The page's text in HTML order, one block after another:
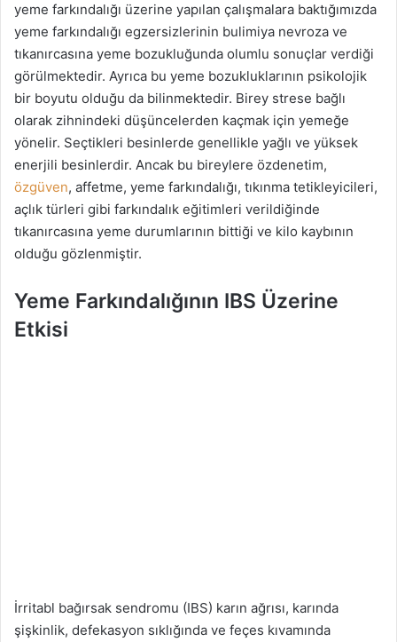
yeme farkındalığı üzerine yapılan çalışmalara baktığımızda
yeme farkındalığı egzersizlerinin bulimiya nevroza ve
tıkanırcasına yeme bozukluğunda olumlu sonuçlar verdiği
görülmektedir. Ayrıca bu yeme bozukluklarının psikolojik
bir boyutu olduğu da bilinmektedir. Birey strese bağlı
olarak zihnindeki düşüncelerden kaçmak için yemeğe
yönelir. Seçtikleri besinlerde genellikle yağlı ve yüksek
enerjili besinlerdir. Ancak bu bireylere özdenetim,
özgüven, affetme, yeme farkındalığı, tıkınma tetikleyicileri,
açlık türleri gibi farkındalık eğitimleri verildiğinde
tıkanırcasına yeme durumlarının bittiği ve kilo kaybının
olduğu gözlenmiştir.
Yeme Farkındalığının IBS Üzerine
Etkisi
İrritabl bağırsak sendromu (IBS) karın ağrısı, karında
şişkinlik, defekasyon sıklığında ve feçes kıvamında